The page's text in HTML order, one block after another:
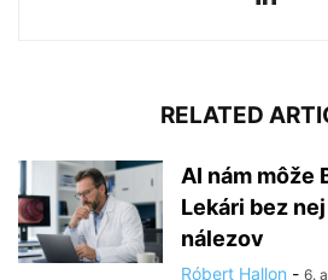
RELATED
AI nám môže
Lekári bez
nálezov
Róbert Hallon - 6.